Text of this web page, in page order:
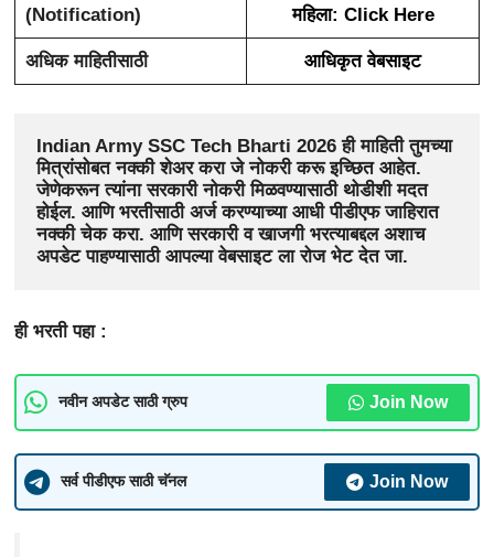
(Notification)
महिला: Click Here
अधिक माहितीसाठी आधिकृत वेबसाइट
Indian Army SSC Tech Bharti 2026 ही माहिती तुमच्या
मित्रांसोबत नक्की शेअर करा जे नोकरी करू इच्छित आहेत.
जेणेकरून त्यांना सरकारी नोकरी मिळवण्यासाठी थोडीशी मदत
होईल. आणि भरतीसाठी अर्ज करण्याच्या आधी पीडीएफ जाहिरात
नक्की चेक करा. आणि सरकारी व खाजगी भरत्याबद्दल अशाच
अपडेट पाहण्यासाठी आपल्या वेबसाइट ला रोज भेट देत जा.
ही भरती पहा :
नवीन अपडेट साठी ग्रुप Join Now
सर्व पीडीएफ साठी चॅनल Join Now